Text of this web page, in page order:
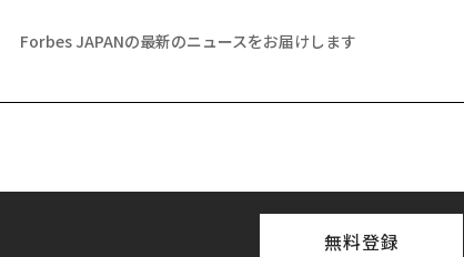
Forbes JAPANの最新のニュースをお届けします
無料登録